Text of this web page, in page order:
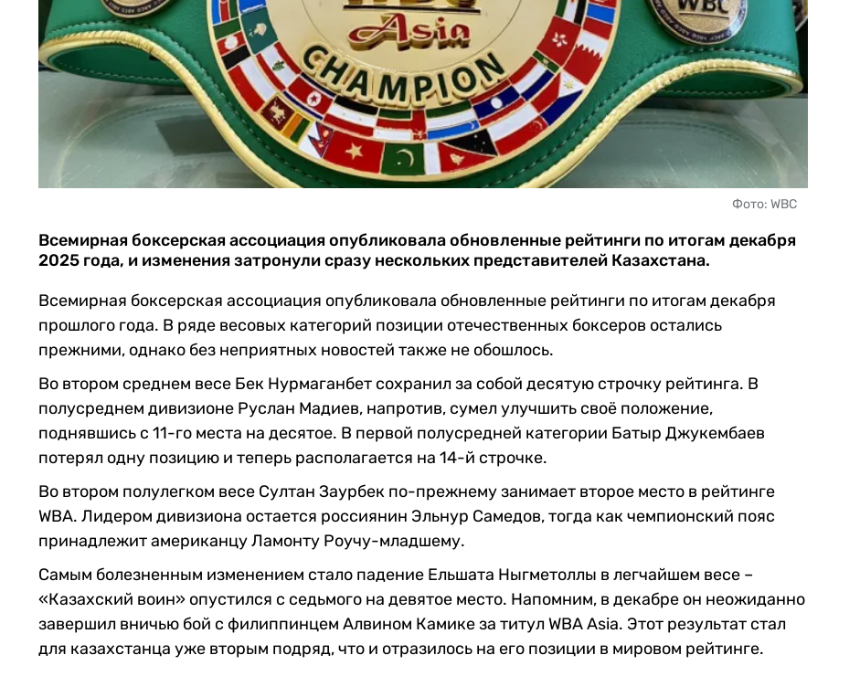
Фото: WBC
Всемирная боксерская ассоциация опубликовала обновленные рейтинги по итогам декабря
2025 года, и изменения затронули сразу нескольких представителей Казахстана.
Всемирная боксерская ассоциация опубликовала обновленные рейтинги по итогам декабря
прошлого года. В ряде весовых категорий позиции отечественных боксеров остались
прежними, однако без неприятных новостей также не обошлось.
Во втором среднем весе Бек Нурмаганбет сохранил за собой десятую строчку рейтинга. В
полусреднем дивизионе Руслан Мадиев, напротив, сумел улучшить своё положение,
поднявшись с 11-го места на десятое. В первой полусредней категории Батыр Джукембаев
потерял одну позицию и теперь располагается на 14-й строчке.
Во втором полулегком весе Султан Заурбек по-прежнему занимает второе место в рейтинге
WBA. Лидером дивизиона остается россиянин Эльнур Самедов, тогда как чемпионский пояс
принадлежит американцу Ламонту Роучу-младшему.
Самым болезненным изменением стало падение Ельшата Ныгметоллы в легчайшем весе –
«Казахский воин» опустился с седьмого на девятое место. Напомним, в декабре он неожиданно
завершил вничью бой с филиппинцем Алвином Камике за титул WBA Asia. Этот результат стал
для казахстанца уже вторым подряд, что и отразилось на его позиции в мировом рейтинге.